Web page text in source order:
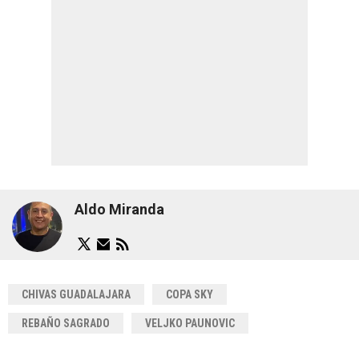
Aldo Miranda
CHIVAS GUADALAJARA COPA SKY
REBAÑO SAGRADO VELJKO PAUNOVIC